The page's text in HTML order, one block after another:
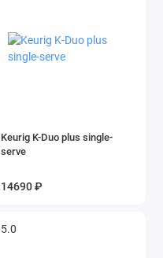
Keurig K-Duo plus single-
serve
14690 ₽
5.0